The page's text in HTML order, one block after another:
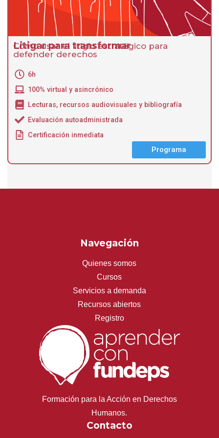
Litigar para transformar
Cómo usar el litigio estratégico para
defender derechos​
6h
100% virtual y asincrónico
Lecturas, recursos audiovisuales y bibliografía
Evaluación autoadministrada
Certificación inmediata
Programa
Navegación
Quienes somos
Cursos
Servicios a demanda
Recursos abiertos
Registro
Formación para la Acción en Derechos
Humanos.
Contacto